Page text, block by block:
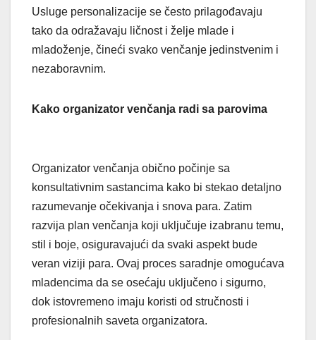
Usluge personalizacije se često prilagođavaju
tako da odražavaju ličnost i želje mlade i
mladoženje, čineći svako venčanje jedinstvenim i
nezaboravnim.
Kako organizator venčanja radi sa parovima
Organizator venčanja obično počinje sa
konsultativnim sastancima kako bi stekao detaljno
razumevanje očekivanja i snova para. Zatim
razvija plan venčanja koji uključuje izabranu temu,
stil i boje, osiguravajući da svaki aspekt bude
veran viziji para. Ovaj proces saradnje omogućava
mladencima da se osećaju uključeno i sigurno,
dok istovremeno imaju koristi od stručnosti i
profesionalnih saveta organizatora.